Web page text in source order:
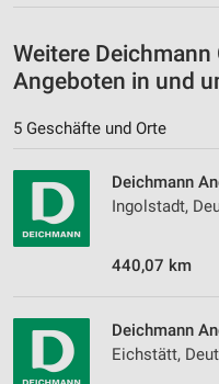
Weitere
Angeboten in und
5 Geschäfte und Orte
Deichmann
Ingolstadt,
440,07 km
Deichmann
Eichstätt,